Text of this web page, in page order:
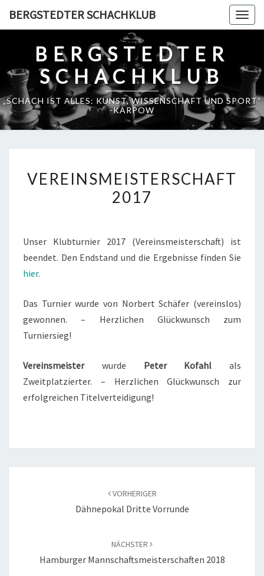
BERGSTEDTER SCHACHKLUB
BERGSTEDTER
SCHACHKLUB
„SCHACH IST ALLES: KUNST, WISSENSCHAFT UND SPORT“
-KARPOW
2017
VEREINSMEISTERSCHAFT
2017
Unser Klubturnier 2017 (Vereinsmeisterschaft) ist
beendet. Den Endstand und die Ergebnisse finden Sie
hier.
Das Turnier wurde von Norbert Schäfer (vereinslos)
gewonnen. – Herzlichen Glückwunsch zum
Turniersieg!
Vereinsmeisterwurde Peter Kofahl als
Zweitplatzierter. – Herzlichen Glückwunsch zur
erfolgreichen Titelverteidigung!
VORHERIGER
Dähnepokal Dritte Vorrunde
NÄCHSTER
Hamburger Mannschaftsmeisterschaften 2018